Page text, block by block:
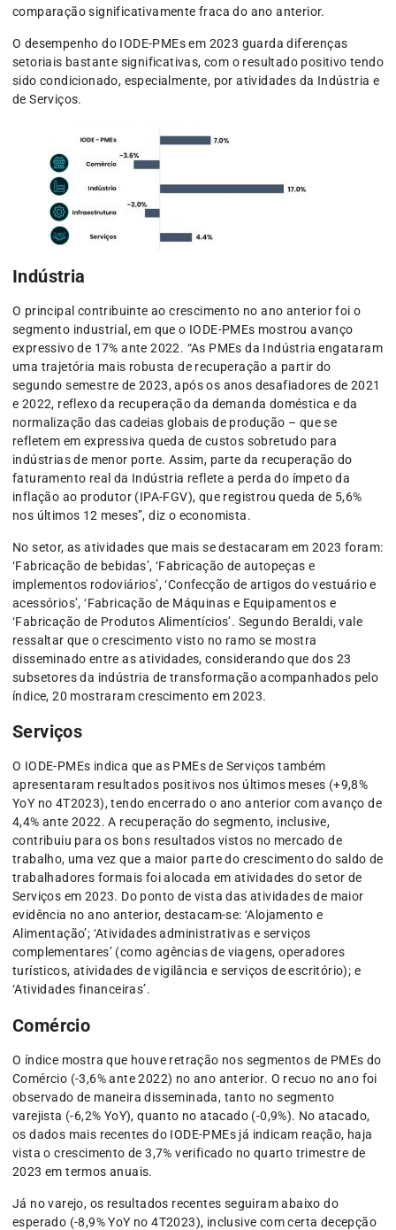
comparação significativamente fraca do ano anterior.
O desempenho do IODE-PMEs em 2023 guarda diferenças
setoriais bastante significativas, com o resultado positivo tendo
sido condicionado, especialmente, por atividades da Indústria e
de Serviços.
Indústria
O principal contribuinte ao crescimento no ano anterior foi o
segmento industrial, em que o IODE-PMEs mostrou avanço
expressivo de 17% ante 2022. “As PMEs da Indústria engataram
uma trajetória mais robusta de recuperação a partir do
segundo semestre de 2023, após os anos desafiadores de 2021
e 2022, reflexo da recuperação da demanda doméstica e da
normalização das cadeias globais de produção – que se
refletem em expressiva queda de custos sobretudo para
indústrias de menor porte. Assim, parte da recuperação do
faturamento real da Indústria reflete a perda do ímpeto da
inflação ao produtor (IPA-FGV), que registrou queda de 5,6%
nos últimos 12 meses”, diz o economista.
No setor, as atividades que mais se destacaram em 2023 foram:
‘Fabricação de bebidas’, ‘Fabricação de autopeças e
implementos rodoviários’, ‘Confecção de artigos do vestuário e
acessórios’, ‘Fabricação de Máquinas e Equipamentos e
‘Fabricação de Produtos Alimentícios’. Segundo Beraldi, vale
ressaltar que o crescimento visto no ramo se mostra
disseminado entre as atividades, considerando que dos 23
subsetores da indústria de transformação acompanhados pelo
índice, 20 mostraram crescimento em 2023.
Serviços
O IODE-PMEs indica que as PMEs de Serviços também
apresentaram resultados positivos nos últimos meses (+9,8%
YoY no 4T2023), tendo encerrado o ano anterior com avanço de
4,4% ante 2022. A recuperação do segmento, inclusive,
contribuiu para os bons resultados vistos no mercado de
trabalho, uma vez que a maior parte do crescimento do saldo de
trabalhadores formais foi alocada em atividades do setor de
Serviços em 2023. Do ponto de vista das atividades de maior
evidência no ano anterior, destacam-se: ‘Alojamento e
Alimentação’; ‘Atividades administrativas e serviços
complementares’ (como agências de viagens, operadores
turísticos, atividades de vigilância e serviços de escritório); e
‘Atividades financeiras’.
Comércio
O índice mostra que houve retração nos segmentos de PMEs do
Comércio (-3,6% ante 2022) no ano anterior. O recuo no ano foi
observado de maneira disseminada, tanto no segmento
varejista (-6,2% YoY), quanto no atacado (-0,9%). No atacado,
os dados mais recentes do IODE-PMEs já indicam reação, haja
vista o crescimento de 3,7% verificado no quarto trimestre de
2023 em termos anuais.
Já no varejo, os resultados recentes seguiram abaixo do
esperado (-8,9% YoY no 4T2023), inclusive com certa decepção